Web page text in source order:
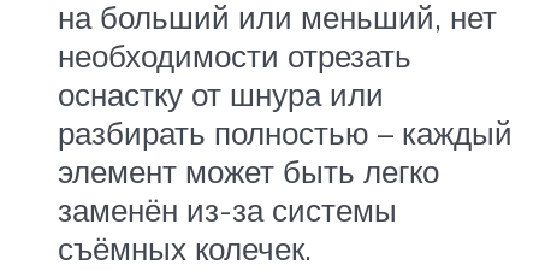
на больший или меньший, нет
необходимости отрезать
оснастку от шнура или
разбирать полностью – каждый
элемент может быть легко
заменён из-за системы
съёмных колечек.